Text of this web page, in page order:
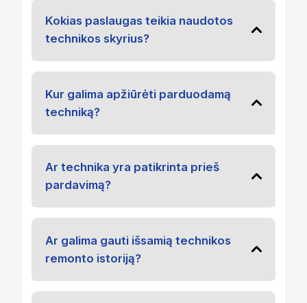
Kokias paslaugas teikia naudotos
technikos skyrius?
Kur galima apžiūrėti parduodamą
techniką?
Ar technika yra patikrinta prieš
pardavimą?
Ar galima gauti išsamią technikos
remonto istoriją?